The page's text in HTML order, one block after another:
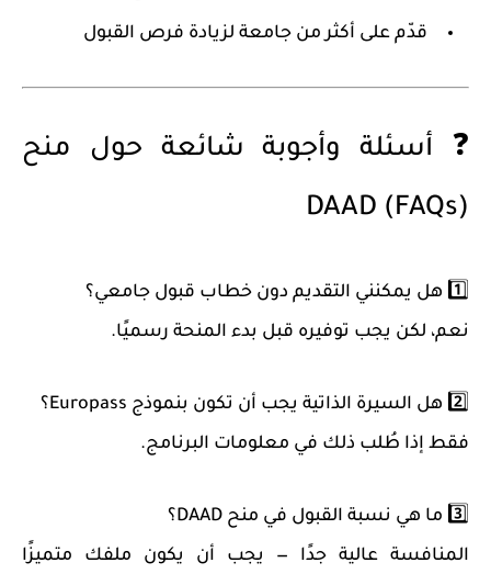
قدّم على أكثر من جامعة لزيادة فرص القبول
❓ أسئلة وأجوبة شائعة حول منح
DAAD (FAQs)
1️⃣ هل يمكنني التقديم دون خطاب قبول جامعي؟
نعم، لكن يجب توفيره قبل بدء المنحة رسميًا.
2️⃣ هل السيرة الذاتية يجب أن تكون بنموذج Europass؟
فقط إذا طُلب ذلك في معلومات البرنامج.
3️⃣ ما هي نسبة القبول في منح DAAD؟
المنافسة عالية جدًا — يجب أن يكون ملفك متميزًا